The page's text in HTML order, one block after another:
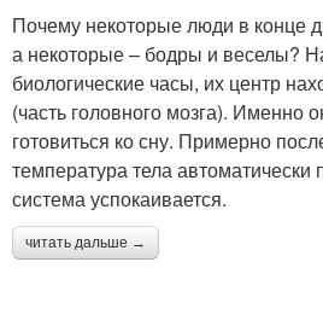
Почему некоторые люди в конце
а некоторые – бодры и веселы?
биологические часы, их центр
(часть головного мозга). Именно
готовиться ко сну. Примерно
температура тела
система успокаивается.
читать дальше →